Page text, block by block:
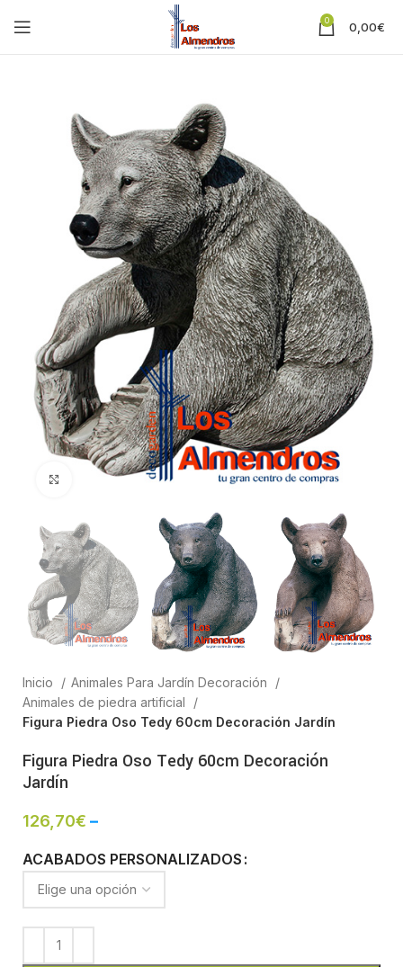
0 0,00€
Clic para ampliar
Inicio
Animales Para Jardín Decoración
Animales de piedra artificial
Figura Piedra Oso Tedy 60cm Decoración Jardín
Figura Piedra Oso Tedy 60cm Decoración
Jardín
126,70€ –
ACABADOS PERSONALIZADOS